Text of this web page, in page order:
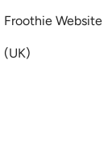
Froothie Website
(UK)